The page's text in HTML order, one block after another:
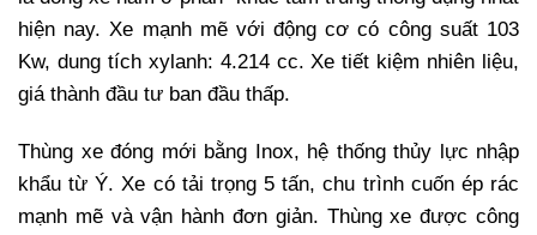
hiện nay. Xe mạnh mẽ với động cơ có công suất 103
Kw, dung tích xylanh: 4.214 cc. Xe tiết kiệm nhiên liệu,
giá thành đầu tư ban đầu thấp.
Thùng xe đóng mới bằng Inox, hệ thống thủy lực nhập
khẩu từ Ý. Xe có tải trọng 5 tấn, chu trình cuốn ép rác
mạnh mẽ và vận hành đơn giản. Thùng xe được công